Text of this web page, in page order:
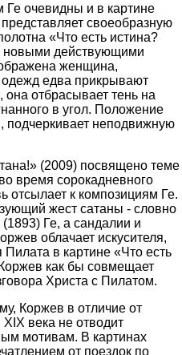
Ге очевидны и в картине
своеобразную
«Что есть истина?
новыми действующими
женщина,
едва прикрывают
она отбрасывает тень на
в угол. Положение
подчеркивает неподвижную
(2009) посвящено теме
время сорокадневного
отсылает к композициям Ге.
жест сатаны - словно
Ге, а сандалии и
облачает искусителя,
в картине «Что есть
как бы совмещает
Христа с Пилатом.
Коржев в отличие от
века не отводит
мотивам. В картинах
от поездок по